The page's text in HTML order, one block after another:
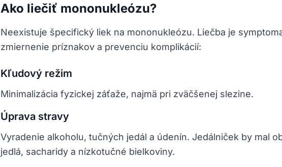
Ako liečiť mononukleózu?
Neexistuje špecifický liek na mononukleózu. Liečba je
zmiernenie príznakov a prevenciu komplikácií:
Kľudový režim
Minimalizácia fyzickej záťaže, najmä pri zväčšenej slezine.
Úprava stravy
Vyradenie alkoholu, tučných jedál a údenín. Jedálniček by mal
jedlá, sacharidy a nízkotučné bielkoviny.